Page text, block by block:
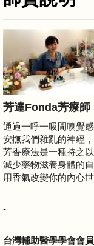
芳達Fonda芳療師
通過一呼一吸間嗅覺
安撫我們雜亂的神經，
芳香療法是一種持之
減少藥物滋養身體的自
用香氣改變你的內心
-
台灣輔助醫學學會會員